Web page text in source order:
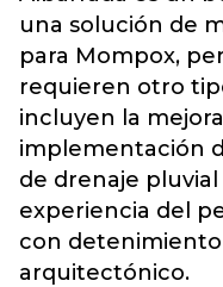
una solución de
para Mompox,
requieren otro
incluyen la
implementación
de drenaje
experiencia del
con
arquitectónico.